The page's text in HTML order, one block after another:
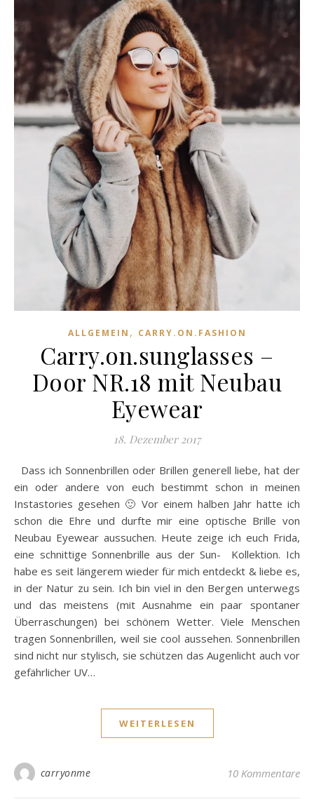
ALLGEMEIN , CARRY.ON.FASHION
Carry.on.sunglasses –
Door NR.18 mit Neubau
Eyewear
18. Dezember 2017
Dass ich Sonnenbrillen oder Brillen generell liebe, hat der
ein oder andere von euch bestimmt schon in meinen
Instastories gesehen 🙂 Vor einem halben Jahr hatte ich
schon die Ehre und durfte mir eine optische Brille von
Neubau Eyewear aussuchen. Heute zeige ich euch Frida,
eine schnittige Sonnenbrille aus der Sun- Kollektion. Ich
habe es seit längerem wieder für mich entdeckt & liebe es,
in der Natur zu sein. Ich bin viel in den Bergen unterwegs
und das meistens (mit Ausnahme ein paar spontaner
Überraschungen) bei schönem Wetter. Viele Menschen
tragen Sonnenbrillen, weil sie cool aussehen. Sonnenbrillen
sind nicht nur stylisch, sie schützen das Augenlicht auch vor
gefährlicher UV…
WEITERLESEN
carryonme 10 Kommentare